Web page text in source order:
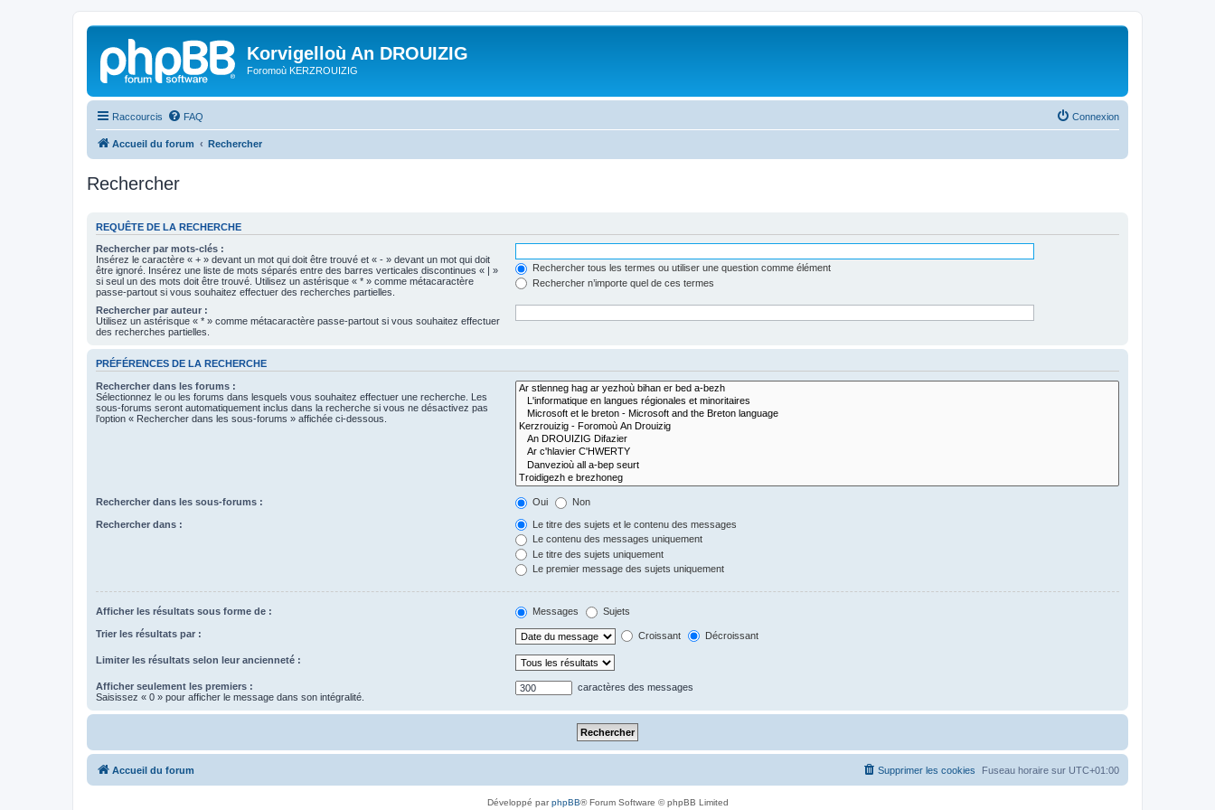
Korvigelloù An DROUIZIG
Foromoù KERZROUIZIG
Raccourcis FAQ Connexion
Accueil du forum Rechercher
Rechercher
REQUÊTE DE LA RECHERCHE
Rechercher par mots-clés :
Insérez le caractère « + » devant un mot qui doit être trouvé et « - » devant un mot qui doit
être ignoré. Insérez une liste de mots séparés entre des barres verticales discontinues « | »
si seul un des mots doit être trouvé. Utilisez un astérisque « * » comme métacaractère
passe-partout si vous souhaitez effectuer des recherches partielles.
Rechercher tous les termes ou utiliser une question comme élément
Rechercher n’importe quel de ces termes
Rechercher par auteur :
Utilisez un astérisque « * » comme métacaractère passe-partout si vous souhaitez effectuer
des recherches partielles.
PRÉFÉRENCES DE LA RECHERCHE
Rechercher dans les forums :
Sélectionnez le ou les forums dans lesquels vous souhaitez effectuer une recherche. Les
sous-forums seront automatiquement inclus dans la recherche si vous ne désactivez pas
l’option « Rechercher dans les sous-forums » affichée ci-dessous.
Rechercher dans les sous-forums : Oui Non
Rechercher dans :
Le titre des sujets et le contenu des messages
Le contenu des messages uniquement
Le titre des sujets uniquement
Le premier message des sujets uniquement
Afficher les résultats sous forme de : Messages Sujets
Trier les résultats par : Croissant Décroissant
Limiter les résultats selon leur ancienneté :
Afficher seulement les premiers :
Saisissez « 0 » pour afficher le message dans son intégralité.
caractères des messages
Accueil du forum Fuseau horaire sur UTC+01:00
Supprimer les cookies
Développé parphpBB® Forum Software © phpBB Limited